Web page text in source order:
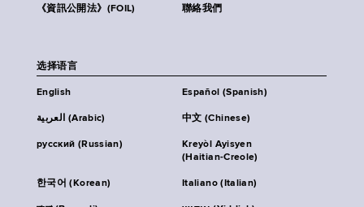
《資訊公開法》(FOIL) 聯絡我們
选择语言
English Español (Spanish)
العربية (Arabic) 中文 (Chinese)
русский (Russian)
Kreyòl Ayisyen
(Haitian-Creole)
한국어 (Korean) Italiano (Italian)